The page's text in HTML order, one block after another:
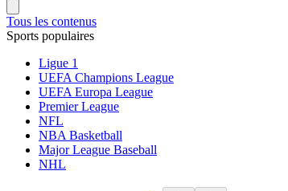
Tous les contenus
Sports populaires
Ligue 1
UEFA Champions League
UEFA Europa League
Premier League
NFL
NBA Basketball
Major League Baseball
NHL